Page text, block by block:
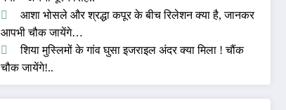
आशा भोसले और श्रद्धा कपूर के बीच रिलेशन क्या है, जानकर
आपभी चौक जायेंगे…
शिया मुस्लिमों के गांव घुसा इजराइल अंदर क्या मिला ! चौंक
चौक जायेंगे!..